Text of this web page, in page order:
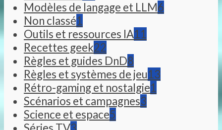
Modèles de langage et LLM6
Non classé1
Outils et ressources IA11
Recettes geek22
Règles et guides DnD8
Règles et systèmes de jeu13
Rétro-gaming et nostalgie1
Scénarios et campagnes3
Science et espace5